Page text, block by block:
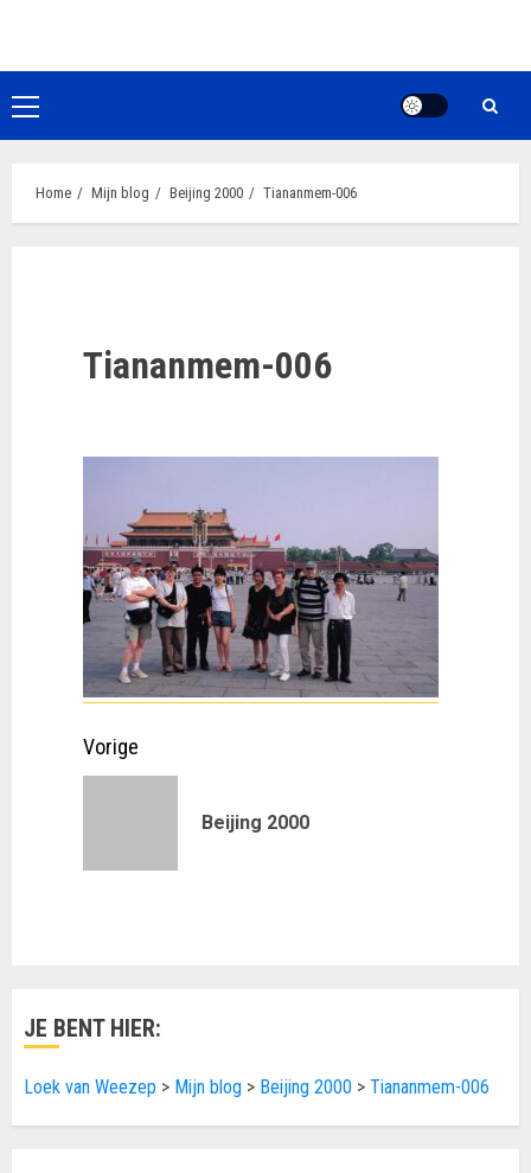
de
inhoudPrimair
menu
Home Mijn blog Beijing 2000 Tiananmem-006
Tiananmem-006
Doorgaan
Vorige
Beijing 2000
JE BENT HIER:
Loek van Weezep > Mijn blog > Beijing 2000 > Tiananmem-006